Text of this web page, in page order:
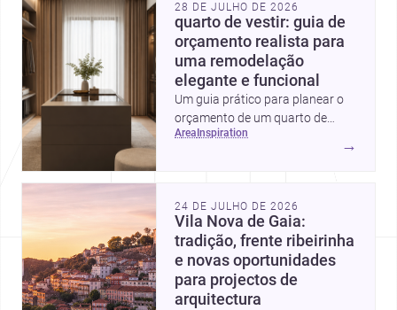
28 DE JULHO DE 2026
quarto de vestir: guia de
orçamento realista para
uma remodelação
elegante e funcional
Um guia prático para planear o
orçamento de um quarto de
vestir em Portugal, com
escondidas.
area inspiration
→
24 DE JULHO DE 2026
Vila Nova de Gaia:
tradição, frente ribeirinha
e novas oportunidades
para projectos de
arquitectura